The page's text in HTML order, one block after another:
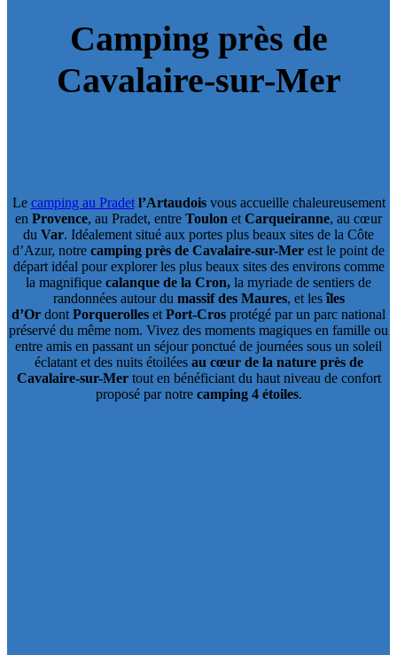
Camping près de
Cavalaire-sur-Mer
Le camping au Pradetl’Artaudoisvous accueille chaleureusement
en Provence, au Pradet, entre Toulon et Carqueiranne, au cœur
du Var. Idéalement situé aux portes plus beaux sites de la Côte
d’Azur, notre camping près de Cavalaire-sur-Mer est le point de
départ idéal pour explorer les plus beaux sites des environs comme
la magnifique calanque de la Cron, la myriade de sentiers de
randonnées autour du massif des Maures, et lesîles
d’Or dont Porquerolles et Port-Cros protégé par un parc national
préservé du même nom. Vivez des moments magiques en famille ou
entre amis en passant un séjour ponctué de journées sous un soleil
éclatant et des nuits étoilées au cœur de la nature près de
Cavalaire-sur-Mertout en bénéficiant du haut niveau de confort
proposé par notre camping 4 étoiles.